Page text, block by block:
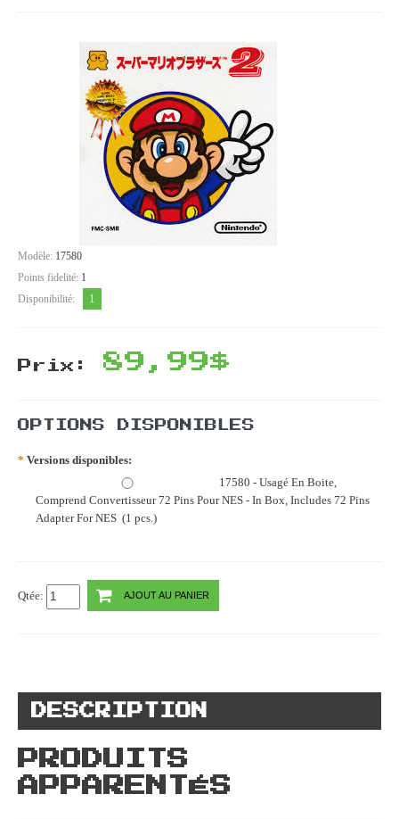
Modèle: 17580
Points fidelité: 1
Disponibilité:
1
Prix: 89,99$
OPTIONS DISPONIBLES
* Versions disponibles:
17580 - Usagé En Boite,
Comprend Convertisseur 72 Pins Pour NES - In Box, Includes 72 Pins
Adapter For NES (1 pcs.)
Qtée: AJOUT AU PANIER
DESCRIPTION
PRODUITS
APPARENTÉS